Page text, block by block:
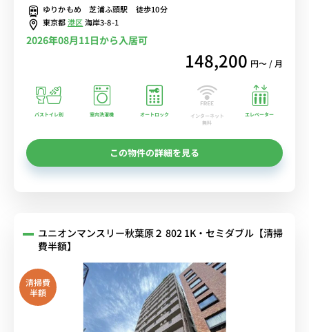
ゆりかもめ 芝浦ふ頭駅 徒歩10分
東京都港区海岸3-8-1
2026年08月11日から入居可
148,200 円〜 / 月
バストイレ別 室内洗濯機 オートロック
インターネット
無料
エレベーター
この物件の詳細を見る
ユニオンマンスリー秋葉原２ 802 1K・セミダブル【清掃
費半額】
清掃費
半額